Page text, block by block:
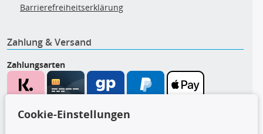
Barrierefreiheitserklärung
Zahlung & Versand
Zahlungsarten
Cookie-Einstellungen